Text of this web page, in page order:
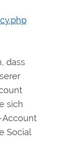
dass
sich
Account
Social